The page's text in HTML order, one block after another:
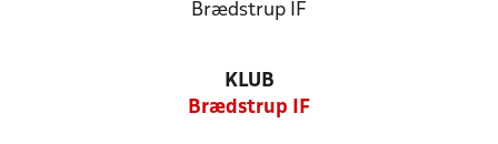
Brædstrup IF
KLUB
Brædstrup IF